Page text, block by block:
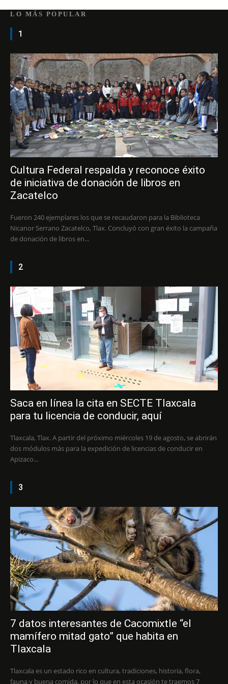
LO MÁS POPULAR
1
Cultura Federal respalda y reconoce éxito
de iniciativa de donación de libros en
Zacatelco
Fueron 240 ejemplares los que se recaudaron para la Biblioteca
Nicanor Serrano Zacatelco, Tlax. Concluyó con gran éxito la campaña
de donación de libros en...
2
Saca en línea la cita en SECTE Tlaxcala
para tu licencia de conducir, aquí
Tlaxcala, Tlax. A partir del próximo miércoles 19 de agosto, se abrirán
dos módulos más para la expedición de licencias de conducir en
Apizaco...
3
7 datos interesantes de Cacomixtle “el
mamífero mitad gato” que habita en
Tlaxcala
Tlaxcala es un estado rico en cultura, tradiciones, historia, flora,
fauna y buena comida, por lo que en esta ocasión te traemos 7